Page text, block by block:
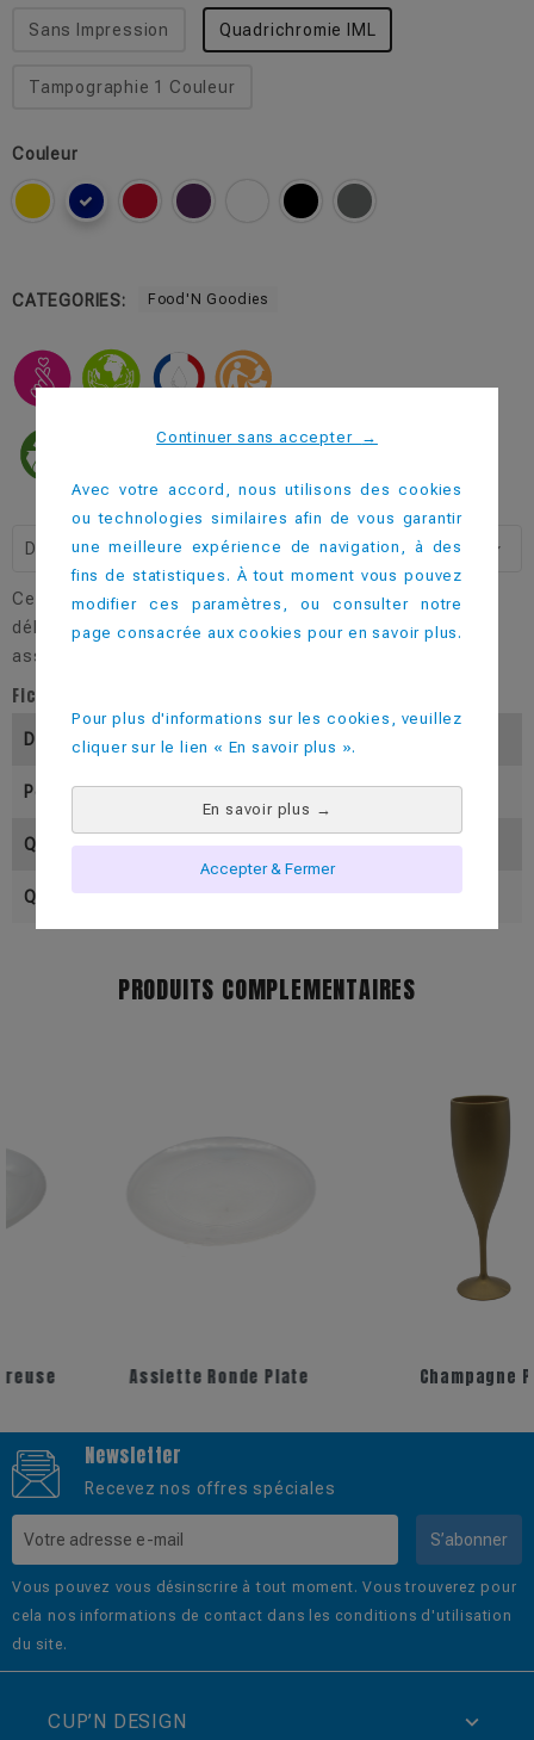
Sans Impression Quadrichromie IML
Tampographie 1 Couleur
Couleur
CATEGORIES: Food'N Goodies
Description
Cette petite assiette est parfaite pour accueillir vos
délicieux dessert lors de vos repas de groupes des
associations ou des collectivités.
Fiche technique
Diamètre (En Mm) 210
Poids (En Gramme) 48
Quantité Par Colis 200
Quantité Par Palette 5000
PRODUITS COMPLEMENTAIRES
Assiette Ronde Plate Champagne PP
Newsletter
Recevez nos offres spéciales
S’abonner
Vous pouvez vous désinscrire à tout moment. Vous trouverez pour
cela nos informations de contact dans les conditions d'utilisation
du site.
CUP’N DESIGN
Continuer sans accepter →
Avec votre accord, nous utilisons des cookies
ou technologies similaires afin de vous garantir
une meilleure expérience de navigation, à des
fins de statistiques. À tout moment vous pouvez
modifier ces paramètres, ou consulter notre
page consacrée aux cookies pour en savoir plus.
Pour plus d'informations sur les cookies, veuillez
cliquer sur le lien « En savoir plus ».
En savoir plus →
Accepter & Fermer